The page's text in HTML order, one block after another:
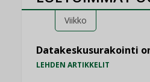
Viikko
Datakeskusurakointi
LEHDEN ARTIKKELIT